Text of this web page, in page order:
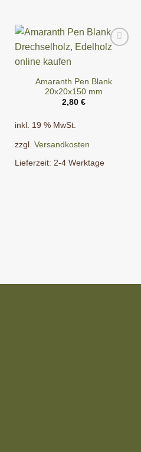
Amaranth Pen Blank
20x20x150 mm
2,80 €
inkl. 19 % MwSt.
zzgl. Versandkosten
Lieferzeit: 2-4 Werktage